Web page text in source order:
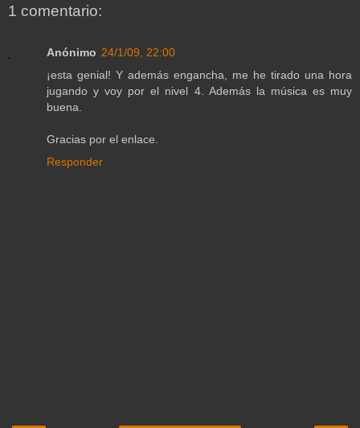
1 comentario:
Anónimo 24/1/09, 22:00
¡esta genial! Y además engancha, me he tirado una hora
jugando y voy por el nivel 4. Además la música es muy
buena.
Gracias por el enlace.
Responder